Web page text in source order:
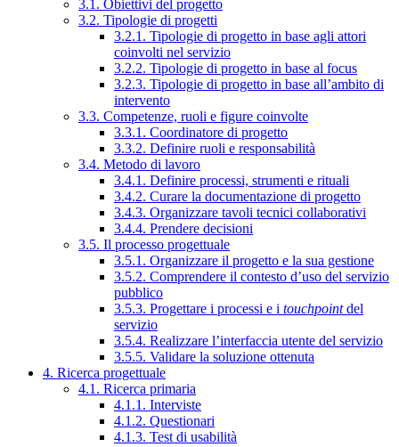
3.1. Obiettivi del progetto
3.2. Tipologie di progetti
3.2.1. Tipologie di progetto in base agli attori
coinvolti nel servizio
3.2.2. Tipologie di progetto in base al focus
3.2.3. Tipologie di progetto in base all’ambito di
intervento
3.3. Competenze, ruoli e figure coinvolte
3.3.1. Coordinatore di progetto
3.3.2. Definire ruoli e responsabilità
3.4. Metodo di lavoro
3.4.1. Definire processi, strumenti e rituali
3.4.2. Curare la documentazione di progetto
3.4.3. Organizzare tavoli tecnici collaborativi
3.4.4. Prendere decisioni
3.5. Il processo progettuale
3.5.1. Organizzare il progetto e la sua gestione
3.5.2. Comprendere il contesto d’uso del servizio
pubblico
3.5.3. Progettare i processi e i touchpointdel
servizio
3.5.4. Realizzare l’interfaccia utente del servizio
3.5.5. Validare la soluzione ottenuta
4. Ricerca progettuale
4.1. Ricerca primaria
4.1.1. Interviste
4.1.2. Questionari
4.1.3. Test di usabilità